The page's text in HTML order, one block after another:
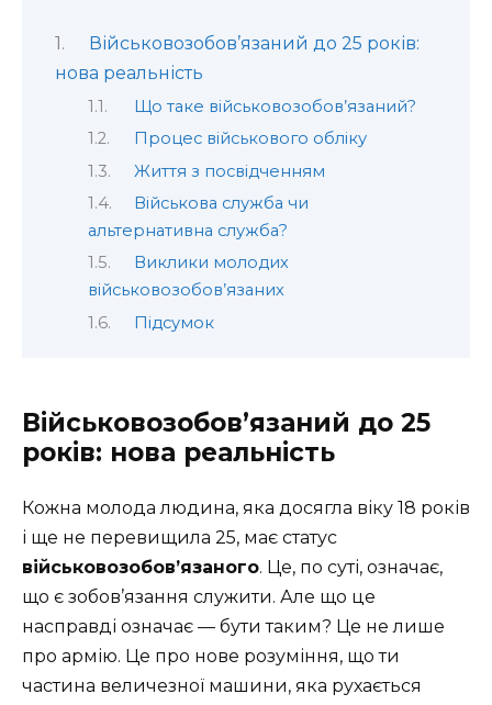
Військовозобов’язаний до 25 років:
нова реальність
Що таке військовозобов’язаний?
Процес військового обліку
Життя з посвідченням
Військова служба чи
альтернативна служба?
Виклики молодих
військовозобов’язаних
Підсумок
Військовозобов’язаний до 25
років: нова реальність
Кожна молода людина, яка досягла віку 18 років
і ще не перевищила 25, має статус
військовозобов’язаного. Це, по суті, означає,
що є зобов’язання служити. Але що це
насправді означає — бути таким? Це не лише
про армію. Це про нове розуміння, що ти
частина величезної машини, яка рухається